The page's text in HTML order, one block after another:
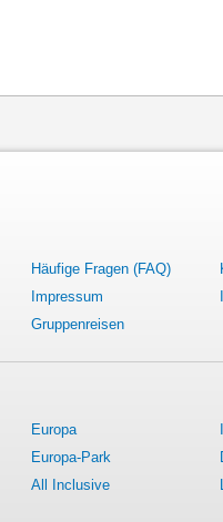
Häufige Fragen (FAQ)
Impressum
Gruppenreisen
Europa
Europa-Park
All Inclusive